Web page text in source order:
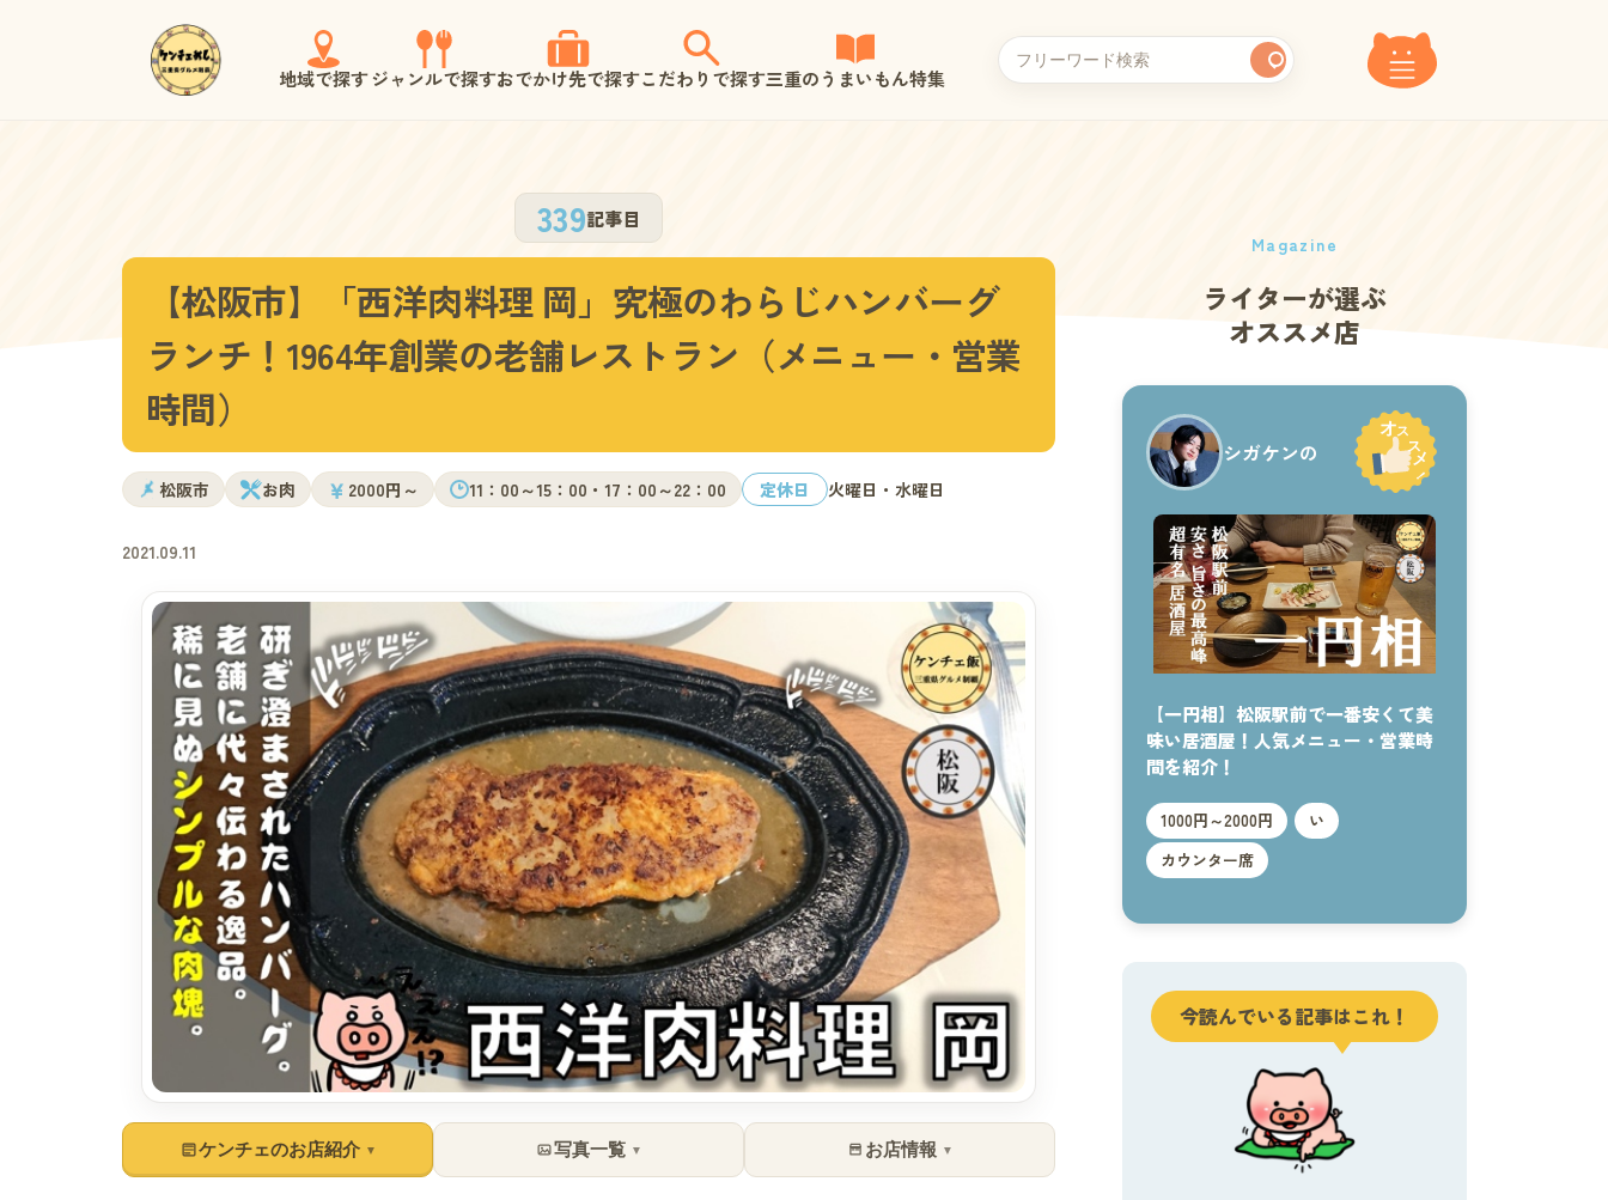
地域で探すジャンルで探すおでかけ先で探すこだわりで探す三重のうまいもん特集
339記事目
【松阪市】「西洋肉料理 岡」究極のわらじハンバーグ
ランチ！1964年創業の老舗レストラン（メニュー・営業
時間）
松阪市 お肉 ￥ 2000円～ 11：00～15：00・17：00～22：00 定休日 火曜日・水曜日
2021.09.11
ケンチェのお店紹介 ▼ 写真一覧 ▼ お店情報 ▼
Magazine
ライターが選ぶ
オススメ店
シガケンの
【一円相】松阪駅前で一番安くて美
味い居酒屋！人気メニュー・営業時
間を紹介！
1000円～2000円
い
カウンター席
今読んでいる記事はこれ！